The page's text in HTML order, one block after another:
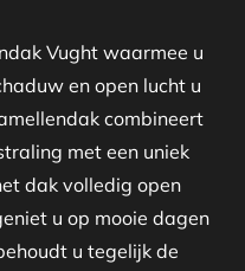
Vught waarmee u
en open lucht u
combineert
met een uniek
dak volledig open
u op mooie dagen
u tegelijk de